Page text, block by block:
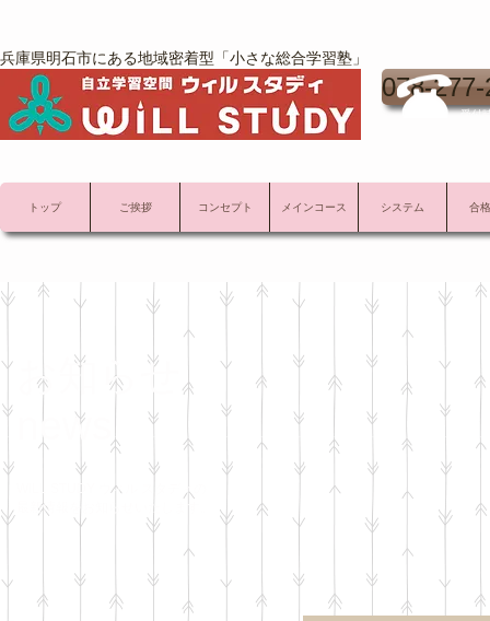
兵庫県明石市にある地域密着型「小さな総合学習塾」
078-
受付
トップ ご挨拶 コンセプト メインコース システム 合
お知らせ
news
WILL STUDY ウィル スタディの
最新情報をお知らせいたします。